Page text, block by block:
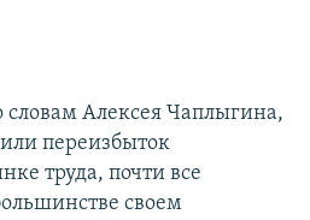
словам Алексея Чаплыгина,
переизбыток
труда, почти все
своем